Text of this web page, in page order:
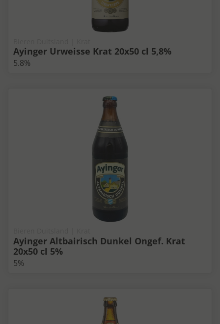
Ayinger Urweisse Krat 20x50 cl 5,8%
5.8%
Ayinger Altbairisch Dunkel Ongef. Krat
20x50 cl 5%
5%